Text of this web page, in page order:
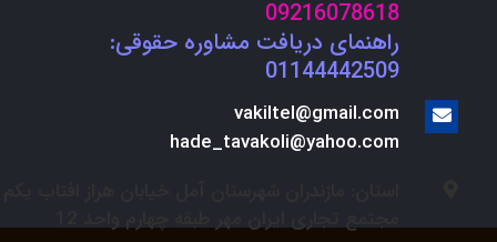
09216078618
راهنمای دریافت مشاوره حقوقی:
01144442509
vakiltel@gmail.com
hade_tavakoli@yahoo.com